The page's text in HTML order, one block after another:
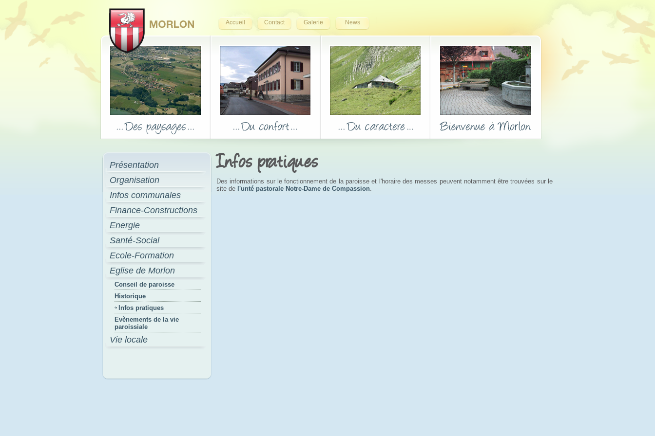
Accueil Contact Galerie News
Présentation
Organisation
Infos communales
Finance-Constructions
Energie
Santé-Social
Ecole-Formation
Eglise de Morlon
Conseil de paroisse
Historique
Infos pratiques
Evènements de la vie
paroissiale
Vie locale
Infos pratiques
Des informations sur le fonctionnement de la paroisse et l'horaire des messes peuvent notamment être trouvées sur le
site de l'unté pastorale Notre-Dame de Compassion.